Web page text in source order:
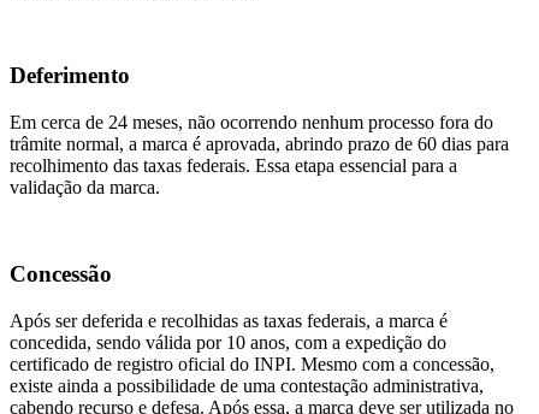
Deferimento
Em cerca de 24 meses, não ocorrendo nenhum processo fora do
trâmite normal, a marca é aprovada, abrindo prazo de 60 dias para
recolhimento das taxas federais. Essa etapa essencial para a
validação da marca.
Concessão
Após ser deferida e recolhidas as taxas federais, a marca é
concedida, sendo válida por 10 anos, com a expedição do
certificado de registro oficial do INPI. Mesmo com a concessão,
existe ainda a possibilidade de uma contestação administrativa,
cabendo recurso e defesa. Após essa, a marca deve ser utilizada no